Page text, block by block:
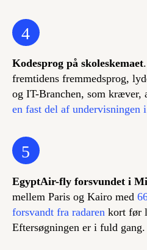
4
Kodesprog på skoleskemaet
fremtidens fremmedsprog,
og IT-Branchen, som kræver,
en fast del af undervisningen
5
EgyptAir-fly forsvundet i
mellem Paris og Kairo med
forsvandt fra radaren kort før
Eftersøgningen er i fuld gang.